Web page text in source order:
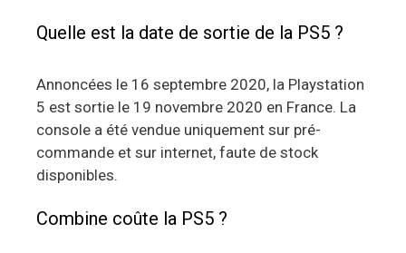
Quelle est la date de sortie de la PS5 ?
Annoncées le 16 septembre 2020, la Playstation
5 est sortie le 19 novembre 2020 en France. La
console a été vendue uniquement sur pré-
commande et sur internet, faute de stock
disponibles.
Combine coûte la PS5 ?